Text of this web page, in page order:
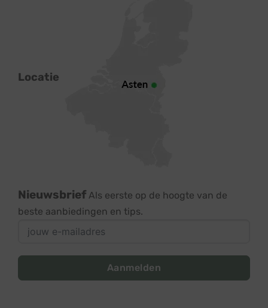
Locatie
Nieuwsbrief Als eerste op de hoogte van de
beste aanbiedingen en tips.
Aanmelden